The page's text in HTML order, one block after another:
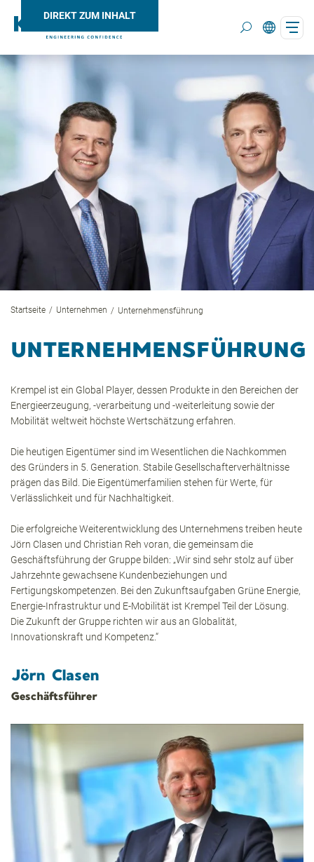
DIREKT ZUM INHALT
Startseite Unternehmen Unternehmensführung
UNTERNEHMENSFÜHRUNG
Krempel ist ein Global Player, dessen Produkte in den Bereichen der
Energieerzeugung, -verarbeitung und -weiterleitung sowie der
Mobilität weltweit höchste Wertschätzung erfahren.
Die heutigen Eigentümer sind im Wesentlichen die Nachkommen
des Gründers in 5. Generation. Stabile Gesellschafterverhältnisse
prägen das Bild. Die Eigentümerfamilien stehen für Werte, für
Verlässlichkeit und für Nachhaltigkeit.
Die erfolgreiche Weiterentwicklung des Unternehmens treiben heute
Jörn Clasen und Christian Reh voran, die gemeinsam die
Geschäftsführung der Gruppe bilden: „Wir sind sehr stolz auf über
Jahrzehnte gewachsene Kundenbeziehungen und
Fertigungskompetenzen. Bei den Zukunftsaufgaben Grüne Energie,
Energie-Infrastruktur und E-Mobilität ist Krempel Teil der Lösung.
Die Zukunft der Gruppe richten wir aus an Globalität,
Innovationskraft und Kompetenz.“
Jörn Clasen
Geschäftsführer